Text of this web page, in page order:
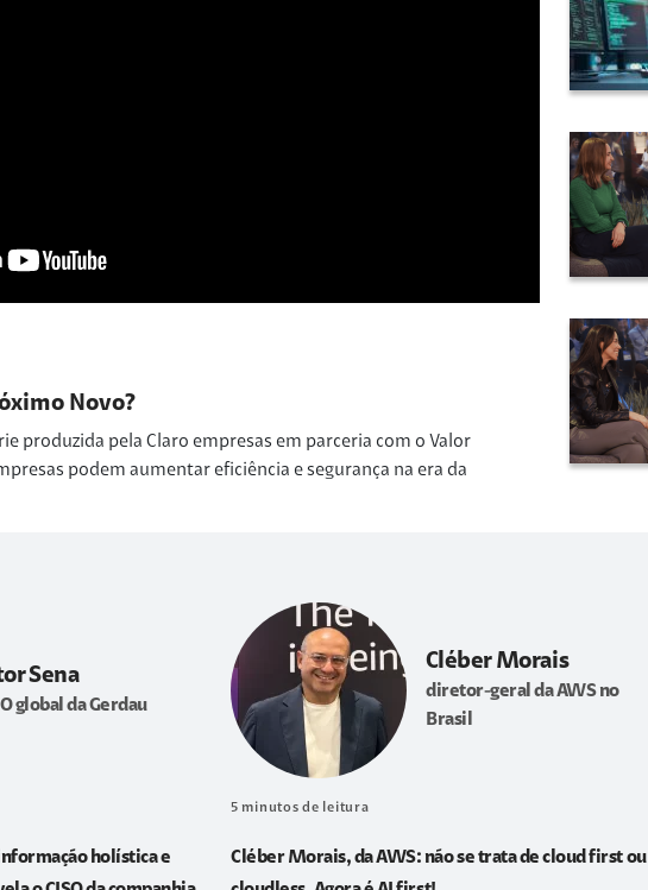
Novo?
produzida pela Claro empresas em parceria com o Valor
podem aumentar eficiência e segurança na era da
Sena
global da Gerdau
holística e
Cléber Morais
diretor-geral da AWS no
Brasil
5 minutos de leitura
Cléber Morais, da AWS: não se trata de cloud first ou